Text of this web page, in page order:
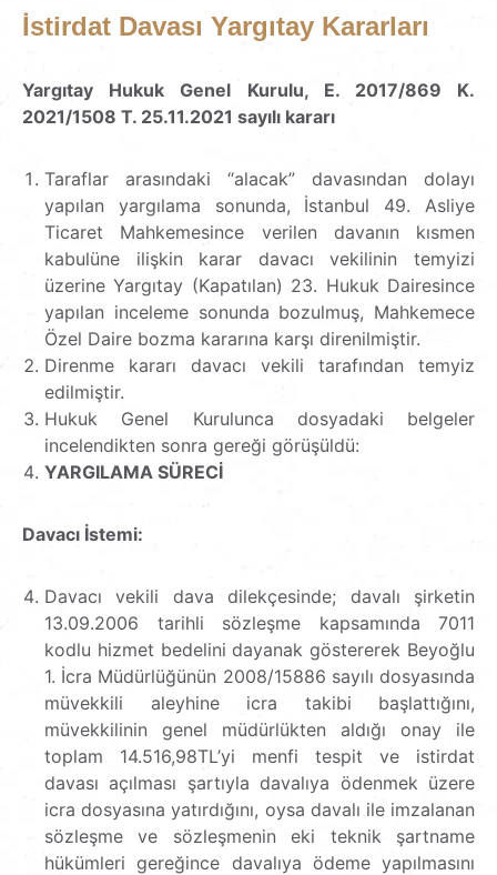
İstirdat Davası Yargıtay Kararları
Yargıtay Hukuk Genel Kurulu, E. 2017/869 K.
2021/1508 T. 25.11.2021 sayılı kararı
Taraflar arasındaki “alacak” davasından dolayı
yapılan yargılama sonunda, İstanbul 49. Asliye
Ticaret Mahkemesince verilen davanın kısmen
kabulüne ilişkin karar davacı vekilinin temyizi
üzerine Yargıtay (Kapatılan) 23. Hukuk Dairesince
yapılan inceleme sonunda bozulmuş, Mahkemece
Özel Daire bozma kararına karşı direnilmiştir.
Direnme kararı davacı vekili tarafından temyiz
edilmiştir.
Hukuk Genel Kurulunca dosyadaki belgeler
incelendikten sonra gereği görüşüldü:
YARGILAMA SÜRECİ
Davacı İstemi:
Davacı vekili dava dilekçesinde; davalı şirketin
13.09.2006 tarihli sözleşme kapsamında 7011
kodlu hizmet bedelini dayanak göstererek Beyoğlu
1. İcra Müdürlüğünün 2008/15886 sayılı dosyasında
müvekkili aleyhine icra takibi başlattığını,
müvekkilinin genel müdürlükten aldığı onay ile
toplam 14.516,98TL’yi menfi tespit ve istirdat
davası açılması şartıyla davalıya ödenmek üzere
icra dosyasına yatırdığını, oysa davalı ile imzalanan
sözleşme ve sözleşmenin eki teknik şartname
hükümleri gereğince davalıya ödeme yapılmasını